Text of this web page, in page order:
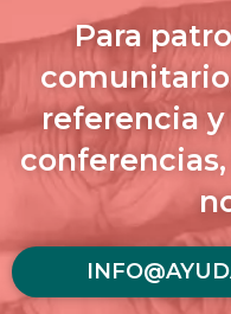
Para
referencia